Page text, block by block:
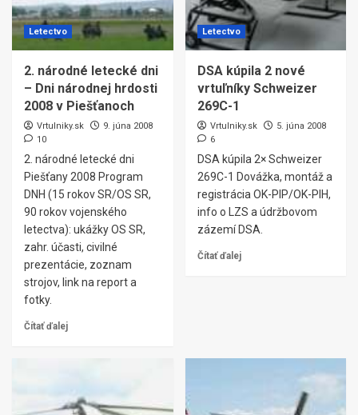
Letectvo
2. národné letecké dni
– Dni národnej hrdosti
2008 v Piešťanoch
Vrtulniky.sk
9. júna 2008
10
2. národné letecké dni
Piešťany 2008 Program
DNH (15 rokov SR/OS SR,
90 rokov vojenského
letectva): ukážky OS SR,
zahr. účasti, civilné
prezentácie, zoznam
strojov, link na report a
fotky.
Čítať ďalej
Letectvo
DSA kúpila 2 nové
vrtuľníky Schweizer
269C-1
Vrtulniky.sk
5. júna 2008
6
DSA kúpila 2× Schweizer
269C-1 Dovážka, montáž a
registrácia OK-PIP/OK-PIH,
info o LZS a údržbovom
zázemí DSA.
Čítať ďalej